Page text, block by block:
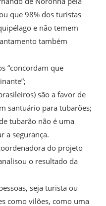
que 98% dos turistas
e não temem
também
“concordam que
são a favor de
santuário para tubarões;
tubarão não é uma
a segurança.
do projeto
o resultado da
seja turista ou
como vilões, como uma